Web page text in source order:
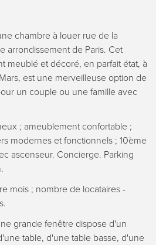
chambre à louer rue de la
arrondissement de Paris. Cet
meublé et décoré, en parfait état, à
est une merveilleuse option de
un couple ou une famille avec
; ameublement confortable ;
modernes et fonctionnels ; 10ème
ascenseur. Concierge. Parking
mois ; nombre de locataires -
grande fenêtre dispose d'un
table, d'une table basse, d'une